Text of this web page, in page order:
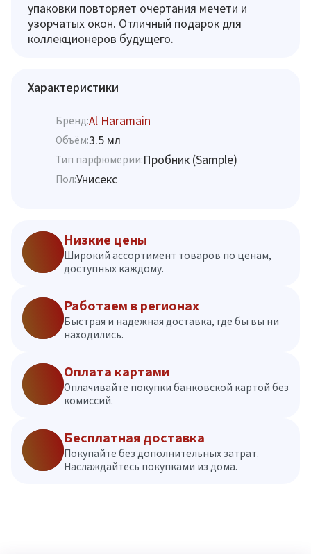
упаковки повторяет очертания мечети и
узорчатых окон. Отличный подарок для
коллекционеров будущего.
Характеристики
Бренд:Al Haramain
Объём:3.5 мл
Тип парфюмерии:Пробник (Sample)
Пол:Унисекс
Низкие цены
Широкий ассортимент товаров по ценам,
доступных каждому.
Работаем в регионах
Быстрая и надежная доставка, где бы вы ни
находились.
Оплата картами
Оплачивайте покупки банковской картой без
комиссий.
Бесплатная доставка
Покупайте без дополнительных затрат.
Наслаждайтесь покупками из дома.